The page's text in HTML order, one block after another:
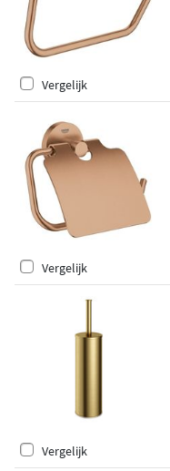
Vergelijk
Vergelijk
Vergelijk